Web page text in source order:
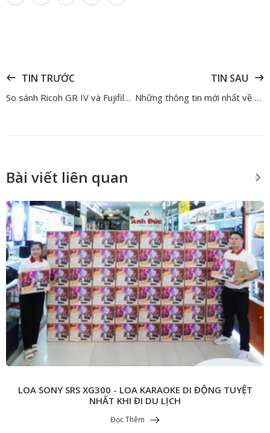
TIN TRƯỚC
So sánh Ricoh GR IV và Fujifilm X100VI – Đâu là lựa chọn tối ưu?
TIN SAU
Những thông tin mới nhất về DJI Mini 5 Pro và máy quay nhỏ gọn DJI Osmo Nano
Bài viết liên quan
LOA SONY SRS XG300 - LOA KARAOKE DI ĐỘNG TUYỆT
NHẤT KHI ĐI DU LỊCH
Đọc Thêm